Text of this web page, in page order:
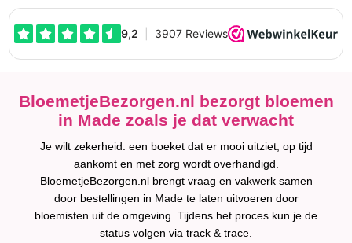
BloemetjeBezorgen.nl bezorgt bloemen
in Made zoals je dat verwacht
Je wilt zekerheid: een boeket dat er mooi uitziet, op tijd
aankomt en met zorg wordt overhandigd.
BloemetjeBezorgen.nl brengt vraag en vakwerk samen
door bestellingen in Made te laten uitvoeren door
bloemisten uit de omgeving. Tijdens het proces kun je de
status volgen via track & trace.